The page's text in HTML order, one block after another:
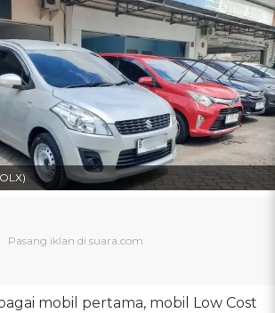
mobil pertama, mobil Low Cost